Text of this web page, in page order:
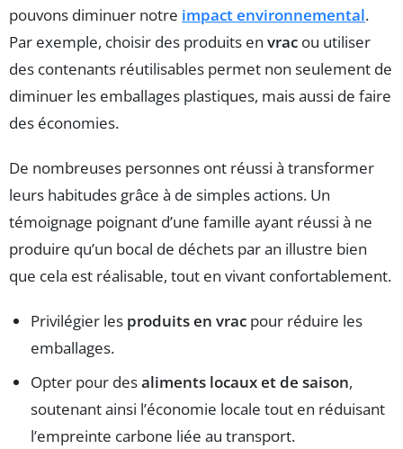
pouvons diminuer notre impact environnemental.
Par exemple, choisir des produits en vrac ou utiliser
des contenants réutilisables permet non seulement de
diminuer les emballages plastiques, mais aussi de faire
des économies.
De nombreuses personnes ont réussi à transformer
leurs habitudes grâce à de simples actions. Un
témoignage poignant d’une famille ayant réussi à ne
produire qu’un bocal de déchets par an illustre bien
que cela est réalisable, tout en vivant confortablement.
Privilégier les produits en vrac pour réduire les
emballages.
Opter pour desaliments locaux et de saison,
soutenant ainsi l’économie locale tout en réduisant
l’empreinte carbone liée au transport.